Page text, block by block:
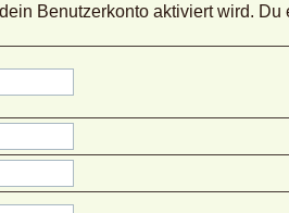
Benutzerkonto aktiviert wird.